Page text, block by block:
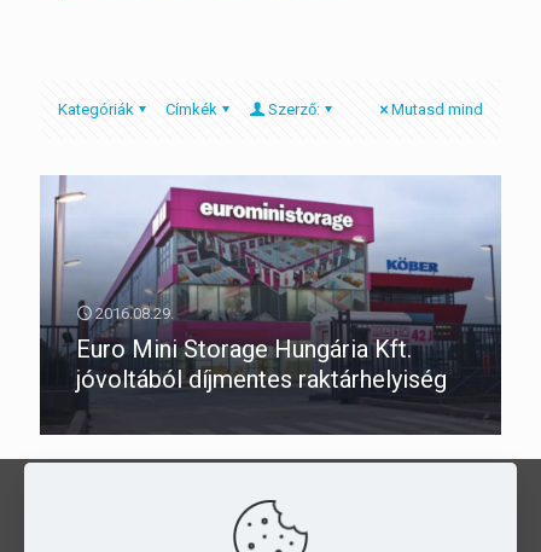
Kategóriák Címkék Szerző: Mutasd mind
2016.08.29.
Euro Mini Storage Hungária Kft.
jóvoltából díjmentes raktárhelyiség
Kedvezményes táborozás a
, egész évben!